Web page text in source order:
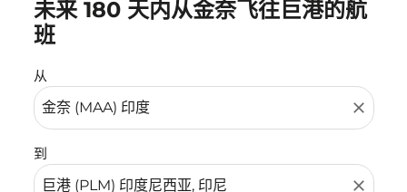
未来 180 天内从金奈飞往巨港的航
班
从
close
到
close
没有符合您的筛选条件的机票。请调整您的筛选条件。